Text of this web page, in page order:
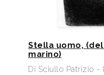
Stella uomo,
marino)
Di Sciullo Patrizio -